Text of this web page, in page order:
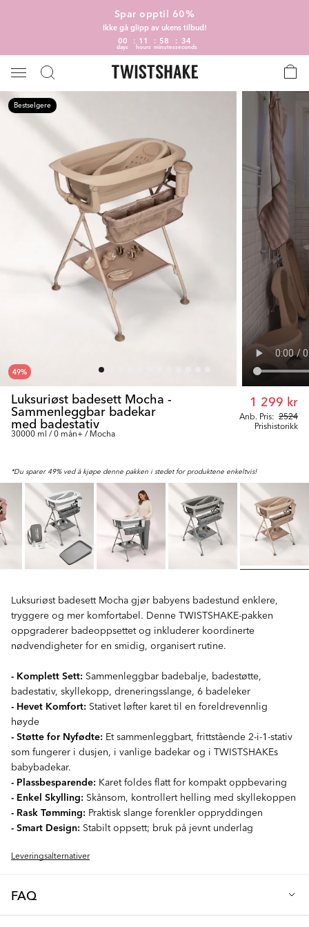
Spar opptil 60%
Ikke gå glipp av ukens tilbud!
00
days
11
hours
58
minutes
33
seconds
Bestselgere
49%
Luksuriøst badesett Mocha -
Sammenleggbar badekar
med badestativ
30000 ml / 0 mån+ / Mocha
Anb. Pris: 2524
1 299 kr
Prishistorikk
*Du sparer 49% ved å kjøpe denne pakken i stedet for produktene enkeltvis!
Luksuriøst badesett Mocha gjør babyens badestund enklere,
tryggere og mer komfortabel. Denne TWISTSHAKE-pakken
oppgraderer badeoppsettet og inkluderer koordinerte
nødvendigheter for en smidig, organisert rutine.
- Komplett Sett: Sammenleggbar badebalje, badestøtte,
badestativ, skyllekopp, dreneringsslange, 6 badeleker
- Hevet Komfort: Stativet løfter karet til en foreldrevennlig
høyde
- Støtte for Nyfødte: Et sammenleggbart, frittstående 2-i-1-stativ
som fungerer i dusjen, i vanlige badekar og i TWISTSHAKEs
babybadekar.
- Plassbesparende: Karet foldes flatt for kompakt oppbevaring
- Enkel Skylling: Skånsom, kontrollert helling med skyllekoppen
- Rask Tømming: Praktisk slange forenkler oppryddingen
- Smart Design: Stabilt oppsett; bruk på jevnt underlag
Leveringsalternativer
FAQ